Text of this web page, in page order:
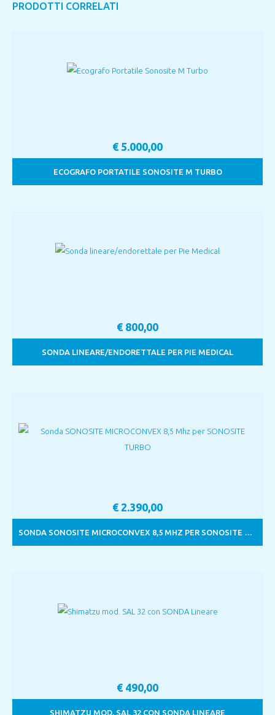
PRODOTTI CORRELATI
ECOGRAFO PORTATILE SONOSITE M TURBO
€ 5.000,00
SONDA LINEARE/ENDORETTALE PER PIE MEDICAL
€ 800,00
SONDA SONOSITE MICROCONVEX 8,5 MHZ PER SONOSITE TURBO
€ 2.390,00
SHIMATZU MOD. SAL 32 CON SONDA LINEARE
€ 490,00